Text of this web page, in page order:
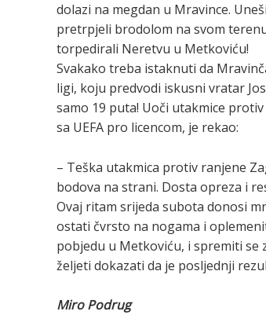
dolazi na megdan u Mravince.
pretrpjeli brodolom na svom
torpedirali Neretvu u Metkoviću!
Svakako treba istaknuti da
ligi, koju predvodi iskusni vratar
samo 19 puta! Uoči utakmice
sa UEFA pro licencom, je rekao:
– Teška utakmica protiv ranjene
bodova na strani. Dosta opreza i
Ovaj ritam srijeda subota donosi
ostati čvrsto na nogama i
pobjedu u Metkoviću, i spremiti se
željeti dokazati da je posljednji
Miro Podrug